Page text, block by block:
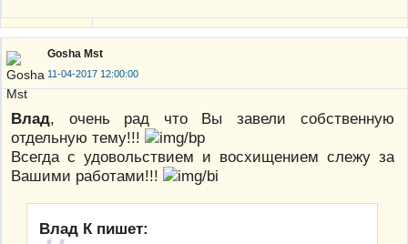
Gosha Mst
11-04-2017 12:00:00
Влад, очень рад что Вы завели собственную
отдельную тему!!!
Всегда с удовольствием и восхищением слежу за
Вашими работами!!!
Влад К пишет: